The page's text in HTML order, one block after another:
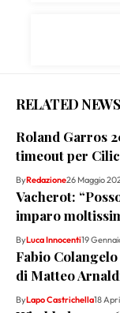
RELATED NEWS
Roland Garros
timeout per
ByRedazione26 Maggio
Vacherot:
imparo
ByLuca Innocenti19
Fabio
di Matteo
ByLapo Castrichella18